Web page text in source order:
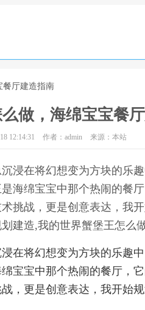
餐厅建造指南
做，海绵宝宝餐
12:14:31 作者：admin 来源：本站
浸在将幻想变为方块的乐
海绵宝宝中那个热闹的餐
挑战，更是创意表达，我
建造,我的世界蟹堡王怎么
在将幻想变为方块的乐趣
宝宝中那个热闹的餐厅，
，更是创意表达，我开始